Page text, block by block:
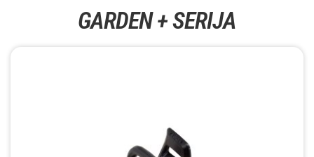
GARDEN + SERIJA